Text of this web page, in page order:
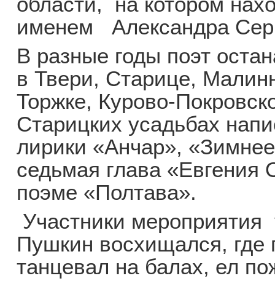
именем Александра
В разные годы поэт
в Твери, Старице,
Торжке, Курово-
Старицких усадьбах
лирики «Анчар»,
седьмая глава «Евгения
поэме «Полтава».
Участники
Пушкин восхищался, где
танцевал на балах, ел